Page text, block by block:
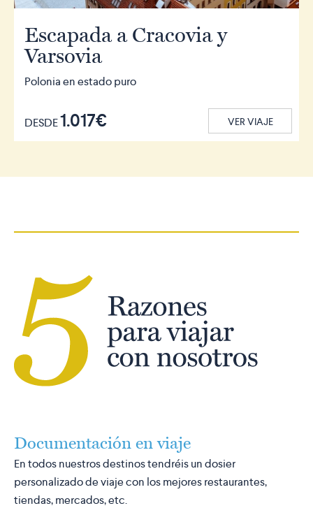
Escapada a Cracovia y
Varsovia
Polonia en estado puro
DESDE1.017€ VER VIAJE
Documentación en viaje
En todos nuestros destinos tendréis un dosier
personalizado de viaje con los mejores restaurantes,
tiendas, mercados, etc.